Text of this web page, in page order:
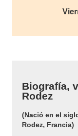
Biografía,
Rodez
(Nació en el
Rodez, Francia)